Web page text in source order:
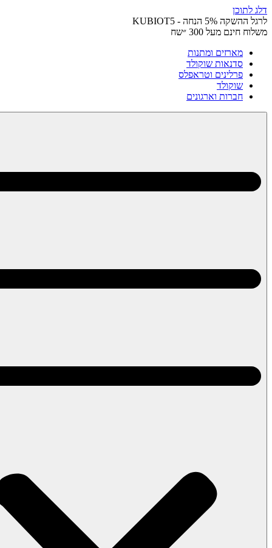
דלג לתוכן
לרגל ההשקה 5% הנחה - KUBIOT5
משלוח חינם מעל 300 ״שח
מארזים ומתנות
סדנאות שוקולד
פרלינים וטראפלס
שוקולד
חברות וארגונים